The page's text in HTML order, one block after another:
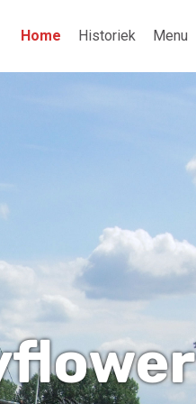
Home Historiek Menu